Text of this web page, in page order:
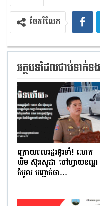
ចែករំលែក
អត្ថបទដែលជាប់ទាក់ទង
ក្រោយពលរដ្ឋរអ៊ូរទាំ! លោក
ឃឹម ស៊ុនសូដា ចៅហ្វាយខណ្ឌ
កំបូល បញ្ជាក់ថា…